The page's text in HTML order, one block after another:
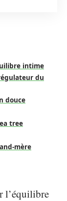
intime
du
douce
tree
mère
l’équilibre